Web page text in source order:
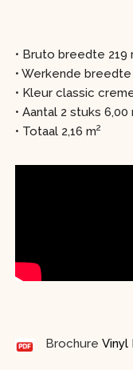
• Bruto breedte 219
• Werkende breedte
• Kleur classic
• Aantal 2 stuks 6,00
• Totaal 2,16 m2
Brochure Vinyl